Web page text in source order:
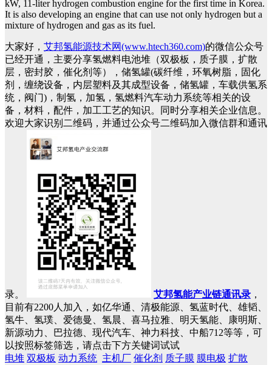
kW, 11-liter hydrogen combustion engine for the first time in Korea.
It is also developing an engine that can use not only hydrogen but a
mixture of hydrogen and gas as its fuel.
大家好， 艾邦氢能源技术网(www.htech360.com)的微信公众号
已经开通，主要分享氢燃料电池堆（双极板，质子膜，扩散
层，密封胶，催化剂等），储氢罐(碳纤维，环氧树脂，固化
剂，缠绕设备，内层塑料及其成型设备，储氢罐，车载供氢系
统，阀门)，制氢，加氢，氢燃料汽车动力系统等相关的设
备，材料，配件，加工工艺的知识。同时分享相关企业信息。
欢迎大家识别二维码，并通过公众号二维码加入微信群和通讯
录。 艾邦氢能产业链通讯录 ，
目前有2200人加入，如亿华通、清极能源、氢蓝时代、雄韬、
氢牛、氢璞、爱德曼、氢晨、喜马拉雅、明天氢能、康明斯、
新源动力、巴拉德、现代汽车、神力科技、中船712等等，可
以按照标签筛选，请点击下方关键词试试
电堆 双极板 动力系统 主机厂 催化剂 质子膜 膜电极 扩散